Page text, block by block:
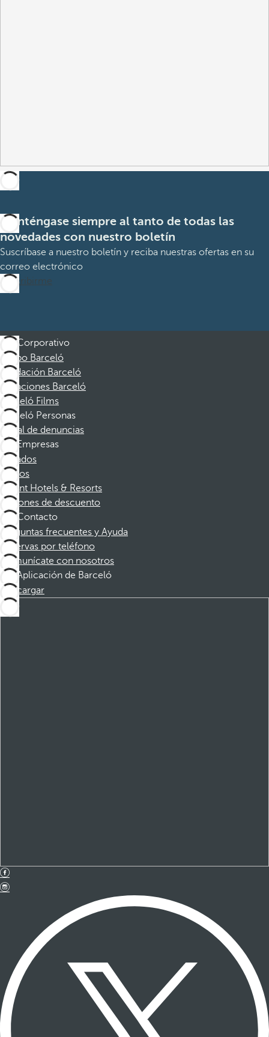
Manténgase siempre al tanto de todas las
novedades con nuestro boletín
Suscríbase a nuestro boletín y reciba nuestras ofertas en su
correo electrónico
Suscribirme
Corporativo
Grupo Barceló
Fundación Barceló
Vacaciones Barceló
Barceló Films
Barceló Personas
Canal de denuncias
Empresas
Afiliados
Socios
Dorint Hotels & Resorts
Cupones de descuento
Contacto
Preguntas frecuentes y Ayuda
Reservas por teléfono
Comunícate con nosotros
Aplicación de Barceló
Descargar